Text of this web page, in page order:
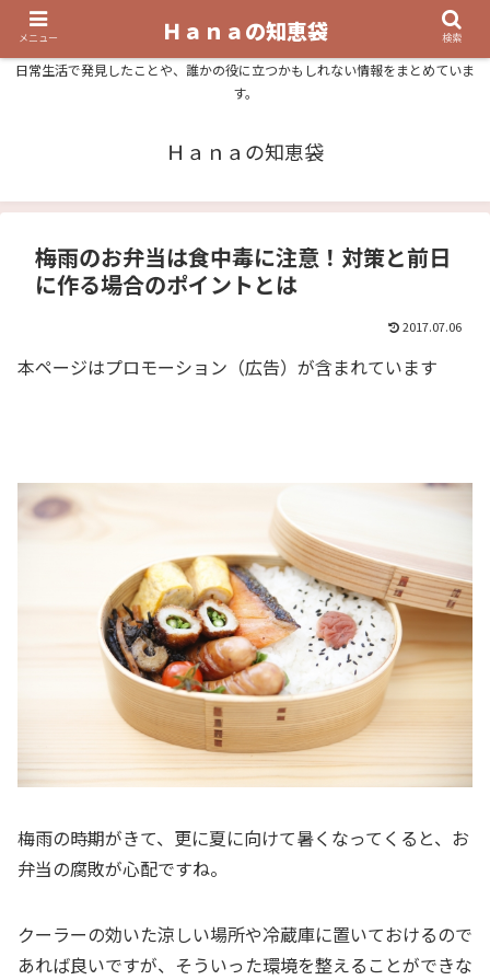
日常生活で発見したことや、誰かの役に立つかもしれない情報をまとめていま
す。
Ｈａｎａの知恵袋
梅雨のお弁当は食中毒に注意！対策と前日
に作る場合のポイントとは
2017.07.06
本ページはプロモーション（広告）が含まれています
梅雨の時期がきて、更に夏に向けて暑くなってくると、お
弁当の腐敗が心配ですね。
クーラーの効いた涼しい場所や冷蔵庫に置いておけるので
あれば良いですが、そういった環境を整えることができな
メニュー Ｈａｎａの知恵袋 検索